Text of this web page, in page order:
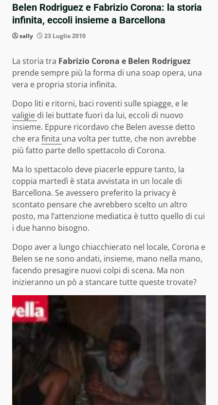
Belen Rodriguez e Fabrizio Corona: la storia
infinita, eccoli insieme a Barcellona
sally 23 Luglio 2010
La storia tra Fabrizio Corona e Belen Rodriguez
prende sempre più la forma di una soap opera, una
vera e propria storia infinita.
Dopo liti e ritorni, baci roventi sulle spiagge, e le
valigie di lei buttate fuori da lui, eccoli di nuovo
insieme. Eppure ricordavo che Belen avesse detto
che era finita una volta per tutte, che non avrebbe
più fatto parte dello spettacolo di Corona.
Ma lo spettacolo deve piacerle eppure tanto, la
coppia martedì è stata avvistata in un locale di
Barcellona. Se avessero preferito la privacy è
scontato pensare che avrebbero scelto un altro
posto, ma l’attenzione mediatica è tutto quello di cui
i due hanno bisogno.
Dopo aver a lungo chiacchierato nel locale, Corona e
Belen se ne sono andati, insieme, mano nella mano,
facendo presagire nuovi colpi di scena. Ma non
inizieranno un pò a stancare tutte queste trovate?